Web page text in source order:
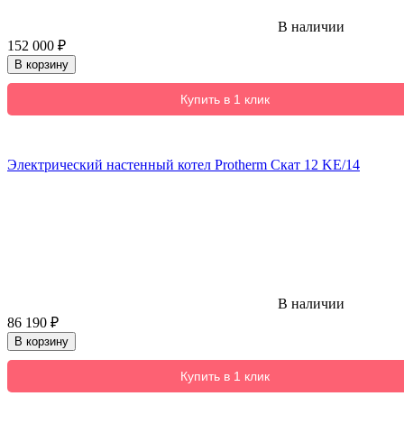
В наличии
152 000 ₽
В корзину
Купить в 1 клик
Электрический настенный котел Protherm Скат 12 KE/14
В наличии
86 190 ₽
В корзину
Купить в 1 клик